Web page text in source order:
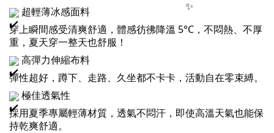
超輕薄冰感面料
穿上瞬間感受清爽舒適，體感彷彿降溫 5°C，不悶熱、不厚
重，夏天穿一整天也舒服！
高彈力伸縮布料
彈性超好，蹲下、走路、久坐都不卡卡，活動自在零束縛。
極佳透氣性
採用夏季專屬輕薄材質，透氣不悶汗，即使高溫天氣也能保
持乾爽舒適。